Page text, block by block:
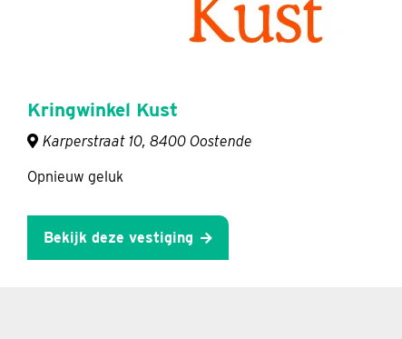
Kringwinkel Kust
Karperstraat 10, 8400 Oostende
Opnieuw geluk
Bekijk deze vestiging